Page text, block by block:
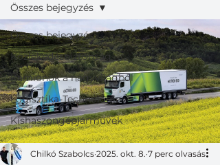
Összes bejegyzés
Közlekedésbiztonság
Kamionok a nagyvilágból
Logisztika-Technológia
Kishaszongépjárművek
Összes bejegyzés
Chilkó Szabolcs 2025. okt. 8. 7 perc olvasás